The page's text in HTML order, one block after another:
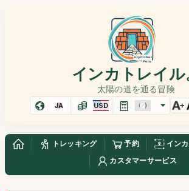
インカトレイル
太陽の道を通る冒険
JA USD
トレッキング 予約 イン
カスタマーサービス